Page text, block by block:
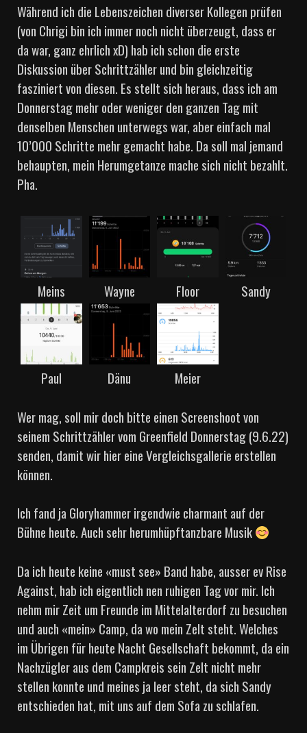
Während ich die Lebenszeichen diverser Kollegen prüfen
(von Chrigi bin ich immer noch nicht überzeugt, dass er
da war, ganz ehrlich xD) hab ich schon die erste
Diskussion über Schrittzähler und bin gleichzeitig
fasziniert von diesen. Es stellt sich heraus, dass ich am
Donnerstag mehr oder weniger den ganzen Tag mit
denselben Menschen unterwegs war, aber einfach mal
10’000 Schritte mehr gemacht habe. Da soll mal jemand
behaupten, mein Herumgetanze mache sich nicht bezahlt.
Pha.
Meins Wayne Floor Sandy
Paul Dänu Meier
Wer mag, soll mir doch bitte einen Screenshoot von
seinem Schrittzähler vom Greenfield Donnerstag (9.6.22)
senden, damit wir hier eine Vergleichsgallerie erstellen
können.
Ich fand ja Gloryhammer irgendwie charmant auf der
Bühne heute. Auch sehr herumhüpftanzbare Musik
Da ich heute keine «must see» Band habe, ausser ev Rise
Against, hab ich eigentlich nen ruhigen Tag vor mir. Ich
nehm mir Zeit um Freunde im Mittelalterdorf zu besuchen
und auch «mein» Camp, da wo mein Zelt steht. Welches
im Übrigen für heute Nacht Gesellschaft bekommt, da ein
Nachzügler aus dem Campkreis sein Zelt nicht mehr
stellen konnte und meines ja leer steht, da sich Sandy
entschieden hat, mit uns auf dem Sofa zu schlafen.